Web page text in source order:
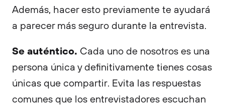
Además, hacer esto previamente te ayudará
a parecer más seguro durante la entrevista.
Se auténtico. Cada uno de nosotros es una
persona única y definitivamente tienes cosas
únicas que compartir. Evita las respuestas
comunes que los entrevistadores escuchan